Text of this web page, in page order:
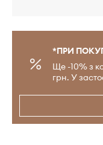
*ПРИ
Ще -10% з
грн. У